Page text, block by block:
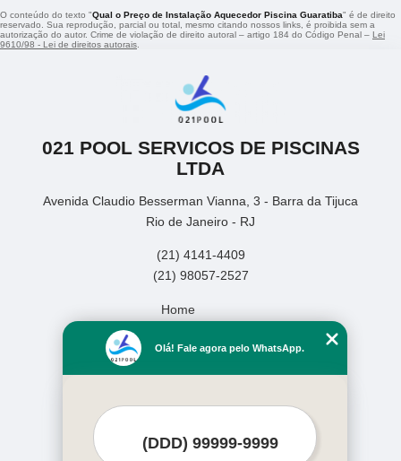
O conteúdo do texto "Qual o Preço de Instalação Aquecedor Piscina Guaratiba" é de direito
reservado. Sua reprodução, parcial ou total, mesmo citando nossos links, é proibida sem a
autorização do autor. Crime de violação de direito autoral – artigo 184 do Código Penal – Lei
9610/98 - Lei de direitos autorais
021 POOL SERVICOS DE PISCINAS
LTDA
Avenida Claudio Besserman Vianna, 3 - Barra da Tijuca
Rio de Janeiro - RJ
(21) 4141-4409
(21) 98057-2527
Home
Missão
Olá! Fale agora pelo WhatsApp.